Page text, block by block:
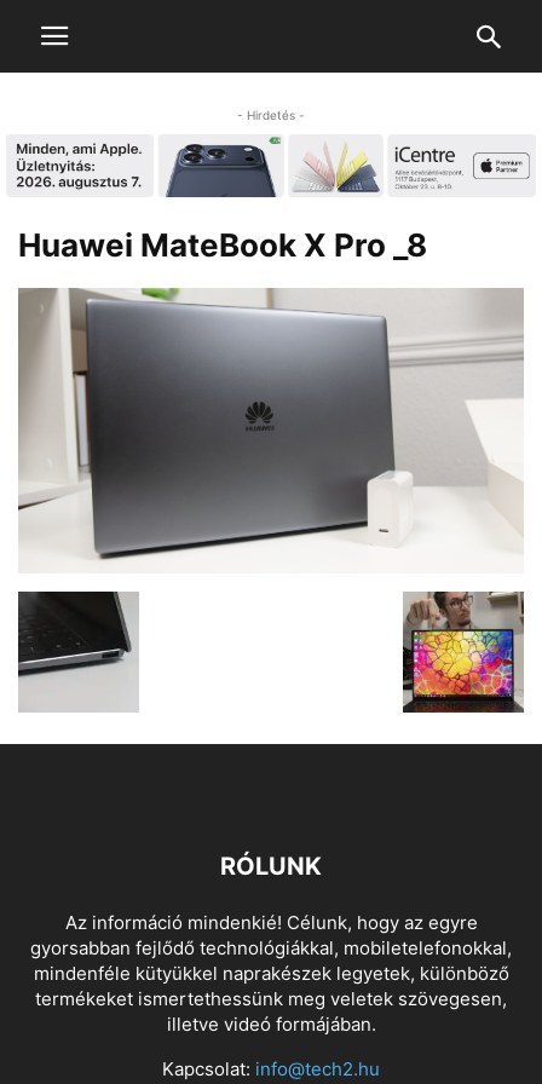
- Hirdetés -
Huawei MateBook X Pro _8
RÓLUNK
Az információ mindenkié! Célunk, hogy az egyre
gyorsabban fejlődő technológiákkal, mobiletelefonokkal,
mindenféle kütyükkel naprakészek legyetek, különböző
termékeket ismertethessünk meg veletek szövegesen,
illetve videó formájában.
Kapcsolat: info@tech2.hu